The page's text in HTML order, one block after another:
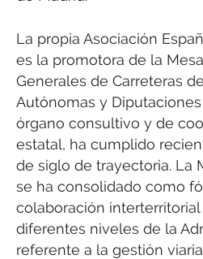
La propia Asociación
es la promotora de la
Generales de Carreteras
Autónomas y
órgano consultivo y de
estatal, ha cumplido
de siglo de trayectoria. La
se ha consolidado como
colaboración
diferentes niveles de la
referente a la gestión